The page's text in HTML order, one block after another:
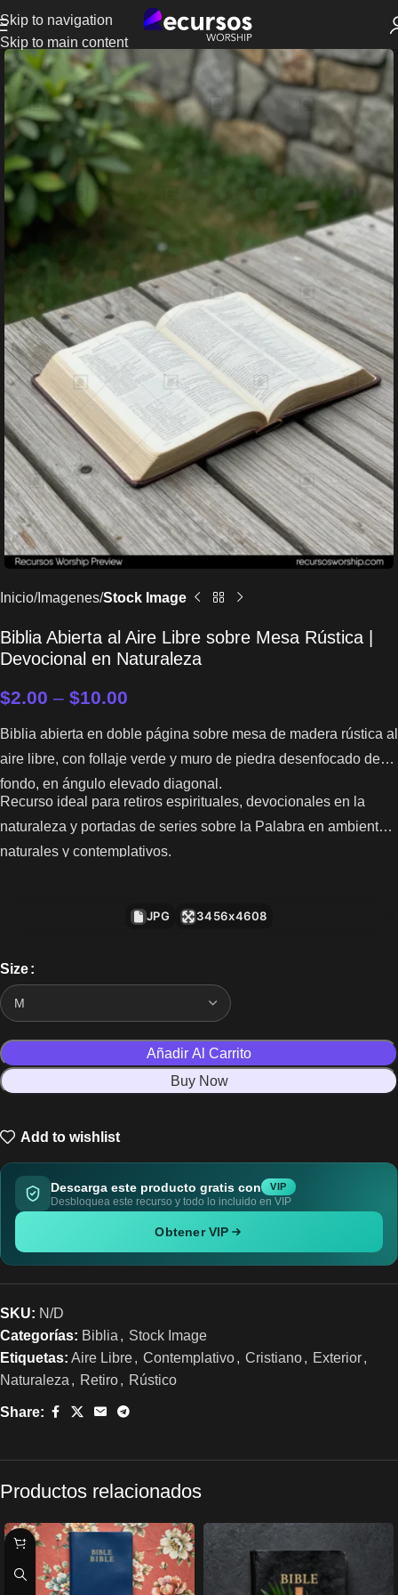
Skip to navigation
Skip to main content
Inicio Imagenes Stock Image
Biblia Abierta al Aire Libre sobre Mesa Rústica |
Devocional en Naturaleza
$2.00 – $10.00
Biblia abierta en doble página sobre mesa de madera rústica al
aire libre, con follaje verde y muro de piedra desenfocado de
fondo, en ángulo elevado diagonal.
Recurso ideal para retiros espirituales, devocionales en la
naturaleza y portadas de series sobre la Palabra en ambientes
naturales y contemplativos.
JPG 3456x4608
Size
Añadir Al Carrito
Buy Now
Add to wishlist
Descarga este producto gratis con VIP
Desbloquea este recurso y todo lo incluido en VIP
Obtener VIP
SKU: N/D
Categorías: Biblia , Stock Image
Etiquetas: Aire Libre, Contemplativo, Cristiano, Exterior,
Naturaleza , Retiro, Rústico
Share:
Productos relacionados